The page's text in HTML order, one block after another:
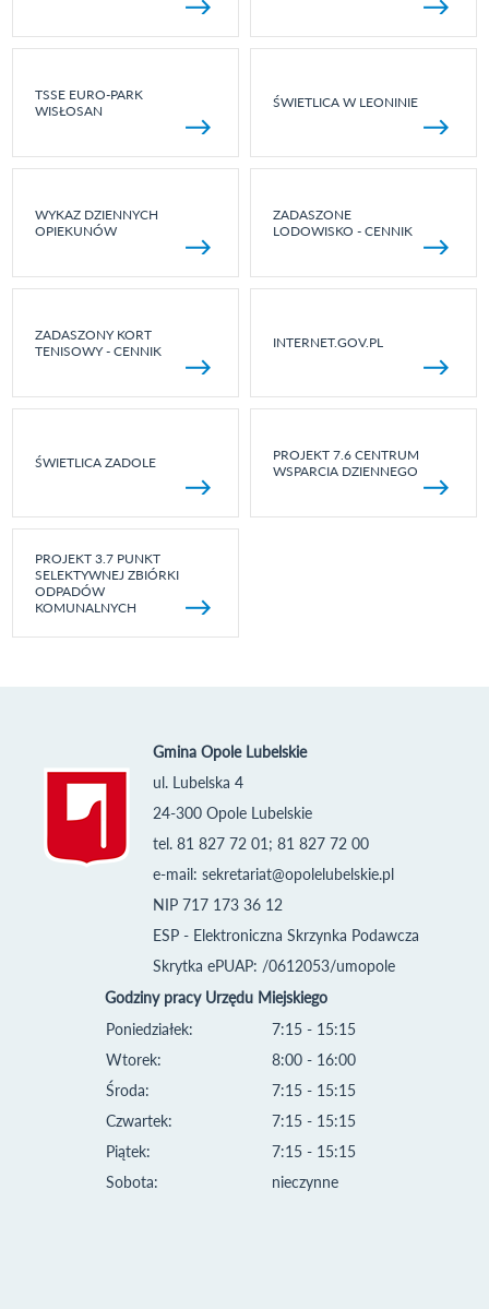
TSSE EURO-PARK
WISŁOSAN
ŚWIETLICA W LEONINIE
WYKAZ DZIENNYCH
OPIEKUNÓW
ZADASZONE
LODOWISKO - CENNIK
ZADASZONY KORT
TENISOWY - CENNIK
INTERNET.GOV.PL
ŚWIETLICA ZADOLE
PROJEKT 7.6 CENTRUM
WSPARCIA DZIENNEGO
PROJEKT 3.7 PUNKT
SELEKTYWNEJ ZBIÓRKI
ODPADÓW
KOMUNALNYCH
Gmina Opole Lubelskie
ul. Lubelska 4
24-300 Opole Lubelskie
tel. 81 827 72 01; 81 827 72 00
e-mail: sekretariat@opolelubelskie.pl
NIP 717 173 36 12
ESP - Elektroniczna Skrzynka Podawcza
Skrytka ePUAP: /0612053/umopole
Godziny pracy Urzędu Miejskiego
Poniedziałek:
Wtorek:
Środa:
Czwartek:
Piątek:
Sobota:
7:15 - 15:15
8:00 - 16:00
7:15 - 15:15
7:15 - 15:15
7:15 - 15:15
nieczynne